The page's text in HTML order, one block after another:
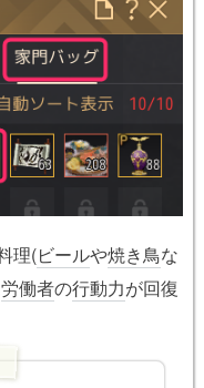
理(ビールや焼き鳥な
労働者の行動力が回復